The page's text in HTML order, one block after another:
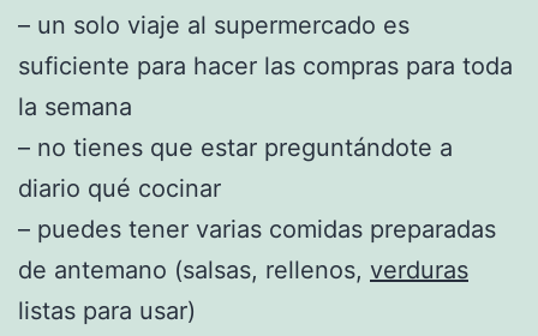
– un solo viaje al supermercado es
suficiente para hacer las compras para toda
la semana
– no tienes que estar preguntándote a
diario qué cocinar
– puedes tener varias comidas preparadas
de antemano (salsas, rellenos, verduras
listas para usar)